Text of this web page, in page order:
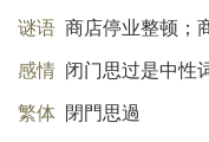
谜语 商店停业整顿；
感情 闭门思过是中性
繁体 閉門思過